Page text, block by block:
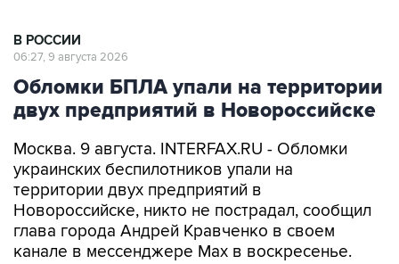
В РОССИИ
06:27, 9 августа 2026
Обломки БПЛА упали на территории
двух предприятий в Новороссийске
Москва. 9 августа. INTERFAX.RU - Обломки
украинских беспилотников упали на
территории двух предприятий в
Новороссийске, никто не пострадал, сообщил
глава города Андрей Кравченко в своем
канале в мессенджере Max в воскресенье.